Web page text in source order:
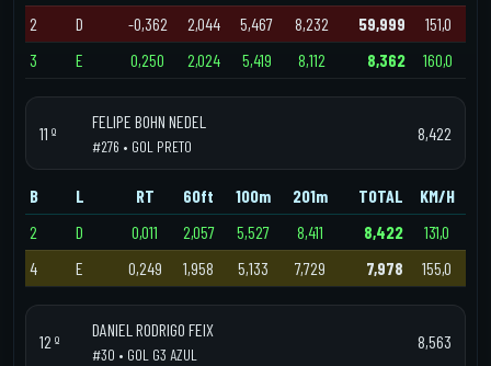
2
D -0,362 2,044 5,467 8,232 59,999
151,0
3
E 0,250 2,024 5,419 8,112 8,362 160,0
11 º
FELIPE BOHN NEDEL
#276 • GOL PRETO
8,422
B L RT 60ft 100m 201m TOTAL
KM/H
2
D 0,011 2,057 5,527 8,411 8,422
131,0
4
E 0,249 1,958 5,133 7,729 7,978 155,0
12 º
DANIEL RODRIGO FEIX
#30 • GOL G3 AZUL
8,563